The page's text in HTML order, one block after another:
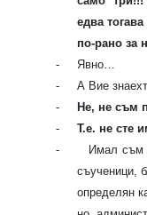
едва
по-рано за
-
Явно…
-
А Вие
-
Не, не съм
-
Т.е. не сте
-
Имал съм
съученици,
определян